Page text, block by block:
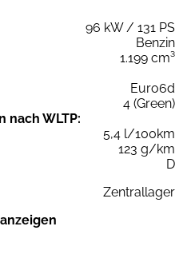
96 kW / 131 PS
Benzin
1.199 cm³
Euro6d
4 (Green)
nach WLTP:
5,4 l/100km
123 g/km
D
Zentrallager